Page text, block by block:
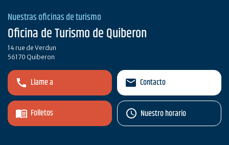
Nuestras oficinas de turismo
Oficina de Turismo de Quiberon
14 rue de Verdun
56170 Quiberon
Llame a
Folletos
Contacto
Nuestro horario